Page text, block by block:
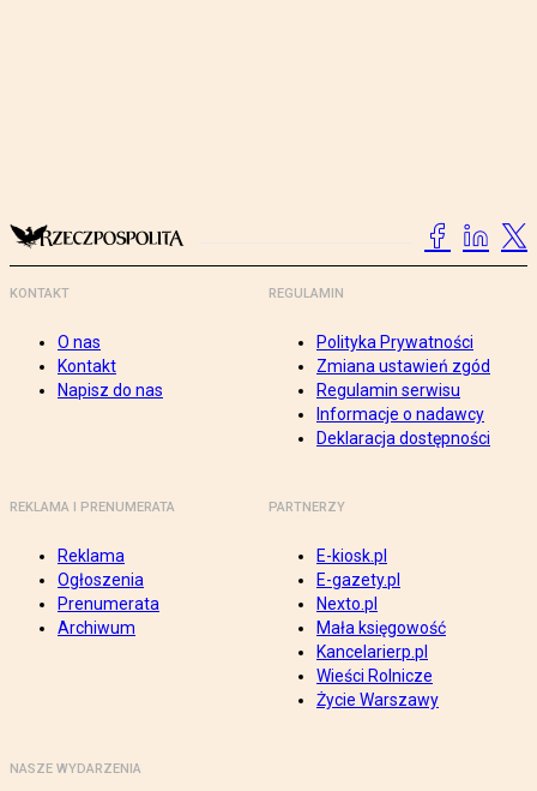
KONTAKT
O nas
Kontakt
Napisz do nas
REGULAMIN
Polityka Prywatności
Zmiana ustawień zgód
Regulamin serwisu
Informacje o nadawcy
Deklaracja dostępności
REKLAMA I PRENUMERATA
Reklama
Ogłoszenia
Prenumerata
Archiwum
PARTNERZY
E-kiosk.pl
E-gazety.pl
Nexto.pl
Mała księgowość
Kancelarierp.pl
Wieści Rolnicze
Życie Warszawy
NASZE WYDARZENIA